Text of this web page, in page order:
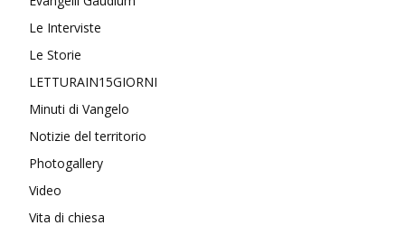
Le Interviste
Le Storie
LETTURAIN15GIORNI
Minuti di Vangelo
Notizie del territorio
Photogallery
Video
Vita di chiesa